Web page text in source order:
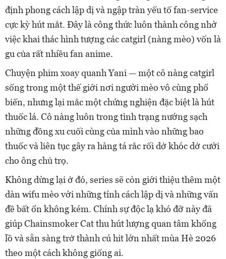
định phong cách lập dị và ngập tràn yếu tố fan-service
cực kỳ hút mắt. Đây là công thức luôn thành công nhờ
việc khai thác hình tượng các catgirl (nàng mèo) vốn là
gu của rất nhiều fan anime.
Chuyện phim xoay quanh Yani — một cô nàng catgirl
sống trong một thế giới nơi người mèo vô cùng phổ
biến, nhưng lại mắc một chứng nghiện đặc biệt là hút
thuốc lá. Cô nàng luôn trong tình trạng nướng sạch
những đồng xu cuối cùng của mình vào những bao
thuốc và liên tục gây ra hàng tá rắc rối dở khóc dở cười
cho ông chủ trọ.
Không dừng lại ở đó, series sẽ còn giới thiệu thêm một
dàn wifu mèo với những tính cách lập dị và những vấn
đề bất ổn không kém. Chính sự độc lạ khó đỡ này đã
giúp Chainsmoker Cat thu hút lượng quan tâm khổng
lồ và sẵn sàng trở thành cú hit lớn nhất mùa Hè 2026
theo một cách không giống ai.